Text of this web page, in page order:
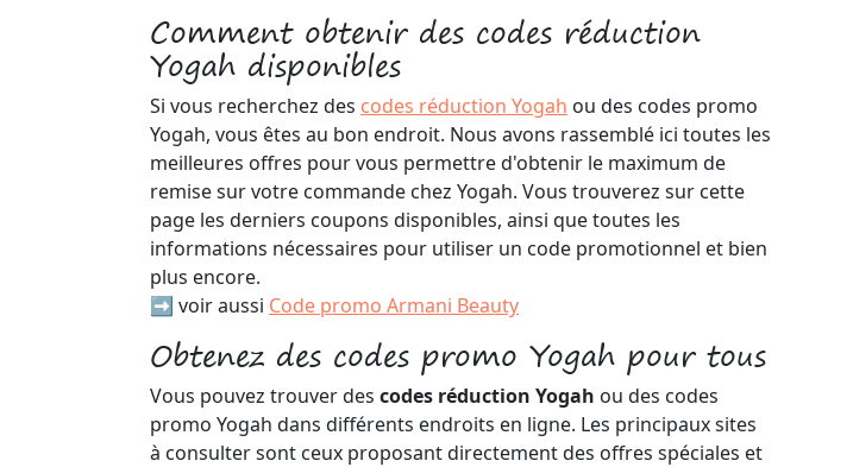
Comment obtenir des codes réduction
Yogah disponibles
Si vous recherchez des codes réduction Yogah ou des codes promo
Yogah, vous êtes au bon endroit. Nous avons rassemblé ici toutes les
meilleures offres pour vous permettre d'obtenir le maximum de
remise sur votre commande chez Yogah. Vous trouverez sur cette
page les derniers coupons disponibles, ainsi que toutes les
informations nécessaires pour utiliser un code promotionnel et bien
plus encore.
➡️ voir aussi Code promo Armani Beauty
Obtenez des codes promo Yogah pour tous
Vous pouvez trouver des codes réduction Yogah ou des codes
promo Yogah dans différents endroits en ligne. Les principaux sites
à consulter sont ceux proposant directement des offres spéciales et